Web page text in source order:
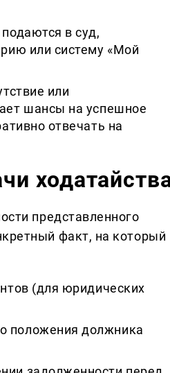
в суд,
или систему «Мой
или
шансы на успешное
отвечать на
представленного
факт, на который
(для юридических
положения должника